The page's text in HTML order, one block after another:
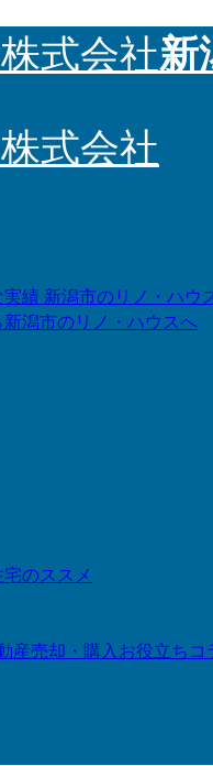
式会社新
式会社
績 新潟市のリノ・ハウ
潟市のリノ・ハウスへ
のススメ
産売却・購入お役立ちコ